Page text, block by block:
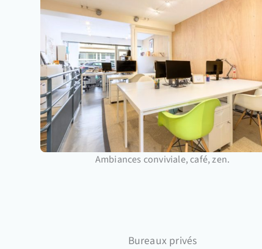
Ambiances conviviale, café, zen.
Bureaux privés